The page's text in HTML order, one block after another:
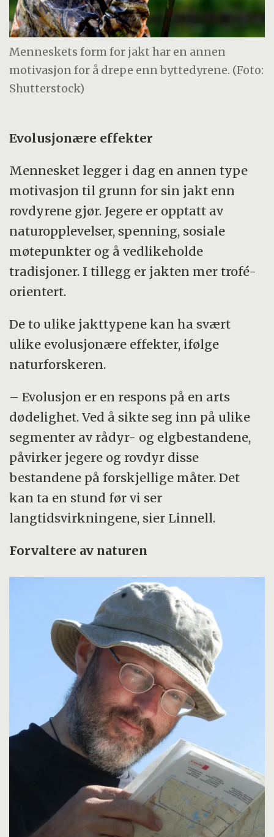
Menneskets form for jakt har en annen
motivasjon for å drepe enn byttedyrene. (Foto:
Shutterstock)
Evolusjonære effekter
Mennesket legger i dag en annen type
motivasjon til grunn for sin jakt enn
rovdyrene gjør. Jegere er opptatt av
naturopplevelser, spenning, sosiale
møtepunkter og å vedlikeholde
tradisjoner. I tillegg er jakten mer trofé-
orientert.
De to ulike jakttypene kan ha svært
ulike evolusjonære effekter, ifølge
naturforskeren.
– Evolusjon er en respons på en arts
dødelighet. Ved å sikte seg inn på ulike
segmenter av rådyr- og elgbestandene,
påvirker jegere og rovdyr disse
bestandene på forskjellige måter. Det
kan ta en stund før vi ser
langtidsvirkningene, sier Linnell.
Forvaltere av naturen